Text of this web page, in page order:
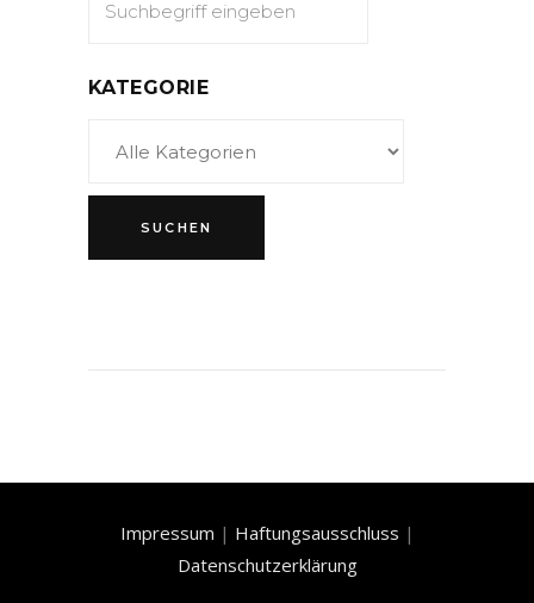
KATEGORIE
Impressum | Haftungsausschluss |
Datenschutzerklärung